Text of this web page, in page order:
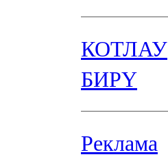
КОТЛАУ
БИРҮ
Реклама